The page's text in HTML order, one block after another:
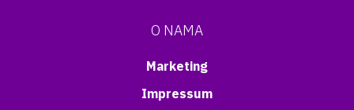
O NAMA
Marketing
Impressum